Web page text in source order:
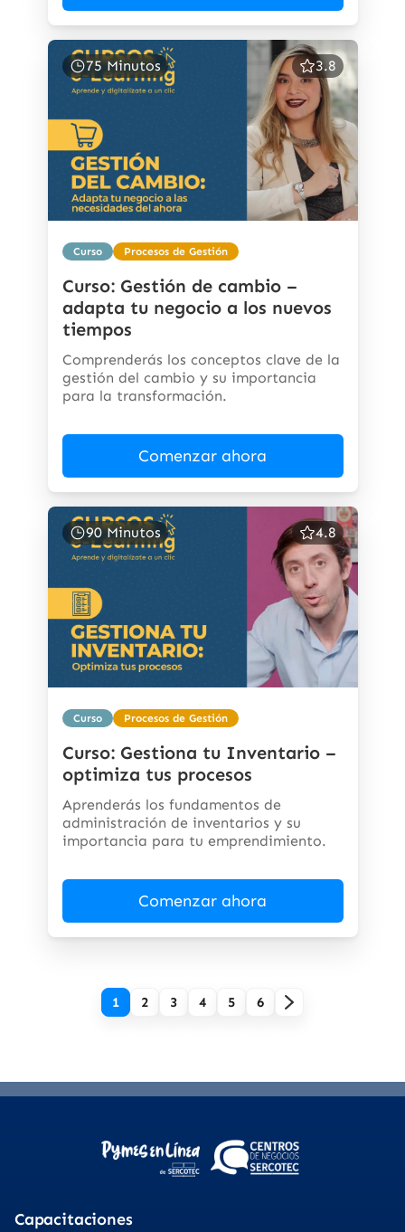
75 Minutos 3.8
Curso Procesos de Gestión
Curso: Gestión de cambio –
adapta tu negocio a los nuevos
tiempos
Comprenderás los conceptos clave de la
gestión del cambio y su importancia
para la transformación.
Comenzar ahora
90 Minutos 4.8
Curso Procesos de Gestión
Curso: Gestiona tu Inventario –
optimiza tus procesos
Aprenderás los fundamentos de
administración de inventarios y su
importancia para tu emprendimiento.
Comenzar ahora
1 2 3 4 5 6
Capacitaciones